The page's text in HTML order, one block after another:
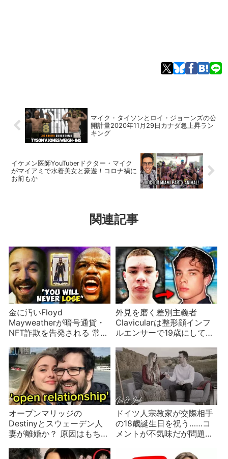
マイク・タイソンとロイ・ジョーンズの公
開計量2020年11月29日カナダ急上昇ラン
キング
イケメン医師YouTuberドクター・マイク
がマイアミで水着美女と豪遊！コロナ禍に
お前もか
関連記事
金に汚いFloyd
Mayweatherが暗号通貨・
NFT詐欺を告発される 常習
外見を磨く差別主義者
Clavicularは整形顔インフ
ルエンサーで19歳にしてす
オープンマリッジの
Destinyとスウェーデン人
妻が離婚か？ 原因はもちろ
ドイツ人宗教家が交際相手
の18歳誕生日を祝う……コ
メントが不気味だが問題は